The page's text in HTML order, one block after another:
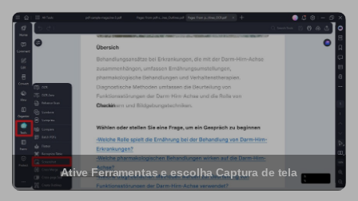
PDFelement Cloud
Redigir Inteligente
PDF OCR
Extrair Dados em PDF
Compartilhar PDF
IA de PDF
Financeiro
Governo
Freelancer
Avaliações & Prêmios
Ative Ferramentas e escolha Captura de tela